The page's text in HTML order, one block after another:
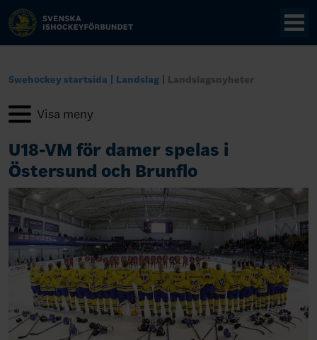
Swehockey startsida Landslag Landslagsnyheter
U18-VM för damer spelas i
Östersund och Brunflo